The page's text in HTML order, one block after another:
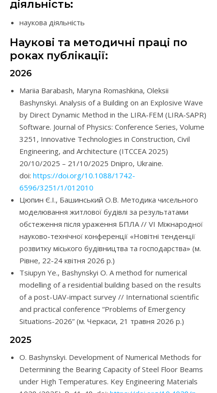
діяльність:
наукова діяльність
Наукові та методичні праці по
роках публікації:
2026
Mariia Barabash, Maryna Romashkina, Oleksii
Bashynskyi. Analysis of a Building on an Explosive Wave
by Direct Dynamic Method in the LIRA-FEM (LIRA-SAPR)
Software. Journal of Physics: Conference Series, Volume
3251, Innovative Technologies in Construction, Civil
Engineering, and Architecture (ITCCEA 2025)
20/10/2025 – 21/10/2025 Dnipro, Ukraine.
doi: https://doi.org/10.1088/1742-
6596/3251/1/012010
Цюпин Є.І., Башинський О.В. Методика чисельного
моделювання житлової будівлі за результатами
обстеження після ураження БПЛА // VІ Міжнародної
науково-технічної конференції «Новітні тенденції
розвитку міського будівництва та господарства» (м.
Рівне, 22-24 квітня 2026 р.)
Tsiupyn Ye., Bashynskyi O. A method for numerical
modelling of a residential building based on the results
of a post-UAV-impact survey // International scientific
and practical conference “Problems of Emergency
Situations-2026” (м. Черкаси, 21 травня 2026 р.)
2025
O. Bashynskyi. Development of Numerical Methods for
Determining the Bearing Capacity of Steel Floor Beams
under High Temperatures. Key Engineering Materials